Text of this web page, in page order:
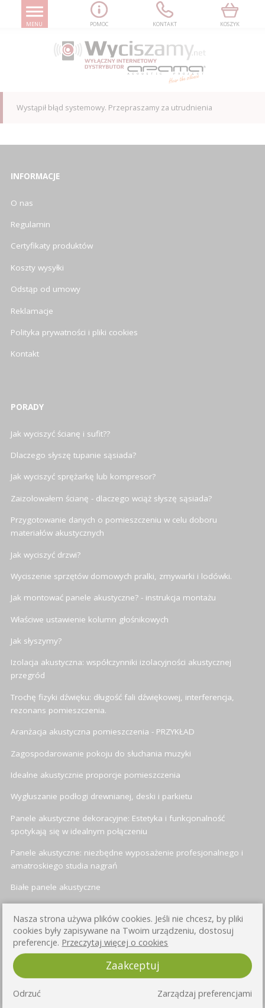
MENU POMOC KONTAKT KOSZYK
Wystąpił błąd systemowy. Przepraszamy za utrudnienia
INFORMACJE
O nas
Regulamin
Certyfikaty produktów
Koszty wysyłki
Odstąp od umowy
Reklamacje
Polityka prywatności i pliki cookies
Kontakt
PORADY
Jak wyciszyć ścianę i sufit??
Dlaczego słyszę tupanie sąsiada?
Jak wyciszyć sprężarkę lub kompresor?
Zaizolowałem ścianę - dlaczego wciąż słyszę sąsiada?
Przygotowanie danych o pomieszczeniu w celu doboru
materiałów akustycznych
Jak wyciszyć drzwi?
Wyciszenie sprzętów domowych pralki, zmywarki i lodówki.
Jak montować panele akustyczne? - instrukcja montażu
Właściwe ustawienie kolumn głośnikowych
Jak słyszymy?
Izolacja akustyczna: współczynniki izolacyjności akustycznej
przegród
Trochę fizyki dźwięku: długość fali dźwiękowej, interferencja,
rezonans pomieszczenia.
Aranżacja akustyczna pomieszczenia - PRZYKŁAD
Zagospodarowanie pokoju do słuchania muzyki
Idealne akustycznie proporcje pomieszczenia
Wygłuszanie podłogi drewnianej, deski i parkietu
Panele akustyczne dekoracyjne: Estetyka i funkcjonalność
spotykają się w idealnym połączeniu
Panele akustyczne: niezbędne wyposażenie profesjonalnego i
amatroskiego studia nagrań
Białe panele akustyczne
INFORMACJE O WYSYŁCE
Przy każdym produkcie znajduje się informacja o czasie wysyłki -
standardowo jest to od 3 do 4 dni roboczych
Nasza strona używa plików cookies. Jeśli nie chcesz, by pliki
cookies były zapisywane na Twoim urządzeniu, dostosuj
preferencje. Przeczytaj więcej o cookies
Zaakceptuj
Zarządzaj preferencjami
Odrzuć